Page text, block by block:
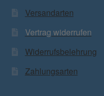
Versandarten
Vertrag widerrufen
Widerrufsbelehrung
Zahlungsarten